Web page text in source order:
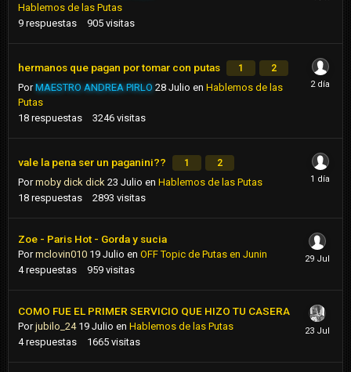
Hablemos de las Putas
9 respuestas 905 visitas
hermanos que pagan por tomar con putas 1 2
PorMAESTRO ANDREA PIRLO 28 Julio en Hablemos de las
Putas
18 respuestas 3246 visitas
vale la pena ser un paganini?? 1 2
Pormoby dick dick 23 Julio en Hablemos de las Putas
18 respuestas 2893 visitas
Zoe - Paris Hot - Gorda y sucia
Pormclovin010 19 Julio en OFF Topic de Putas en Junin
4 respuestas 959 visitas
COMO FUE EL PRIMER SERVICIO QUE HIZO TU CASERA
Porjubilo_24 19 Julio en Hablemos de las Putas
4 respuestas 1665 visitas